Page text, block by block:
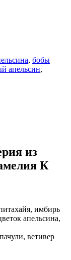
, бобы
апельсин,
из
К
имбирь
апельсина,
ветивер